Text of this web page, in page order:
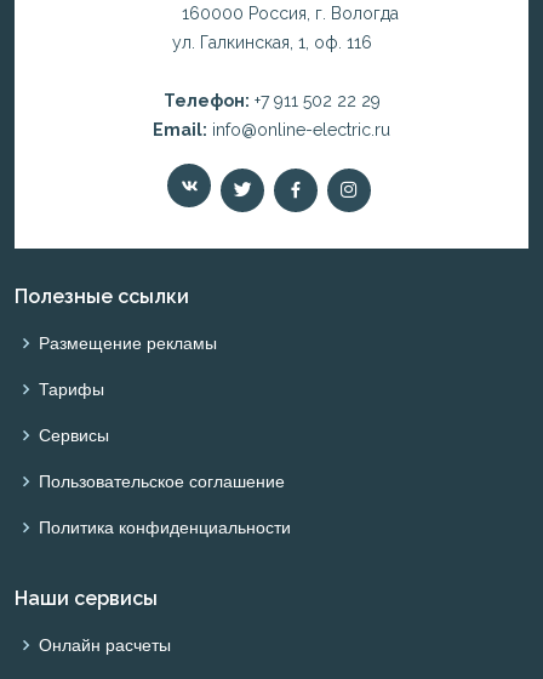
160000 Россия, г. Вологда
ул. Галкинская, 1, оф. 116
Телефон: +7 911 502 22 29
Email: info@online-electric.ru
Полезные ссылки
Размещение рекламы
Тарифы
Сервисы
Пользовательское соглашение
Политика конфиденциальности
Наши сервисы
Онлайн расчеты